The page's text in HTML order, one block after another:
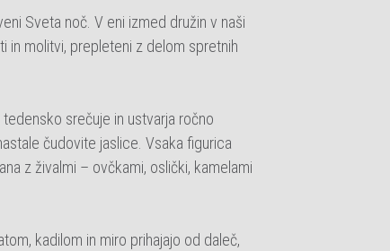
Sveta noč. V eni izmed družin v naši
in molitvi, prepleteni z delom spretnih
srečuje in ustvarja ročno
čudovite jaslice. Vsaka figurica
z živalmi – ovčkami, oslički, kamelami
kadilom in miro prihajajo od daleč,